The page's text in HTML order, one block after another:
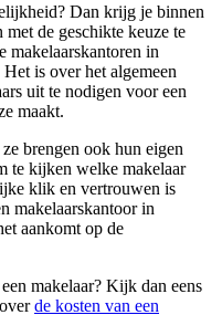
Dan krijg je binnen
de geschikte keuze te
makelaarskantoren in
is over het algemeen
uit te nodigen voor een
maakt.
brengen ook hun eigen
te kijken welke makelaar
klik en vertrouwen is
makelaarskantoor in
aankomt op de
makelaar? Kijk dan eens
de kosten van een